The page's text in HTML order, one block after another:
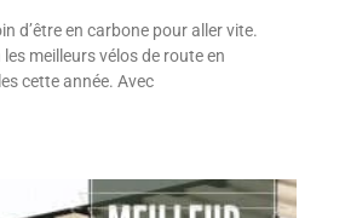
d’être en carbone pour aller vite.
meilleurs vélos de route en
cette année. Avec